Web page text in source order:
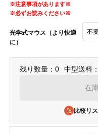
※注意事項があります※
※必ずお読みください※
光学式マウス（より快適
に）
残り数量：0 中型送料
在
比較リ